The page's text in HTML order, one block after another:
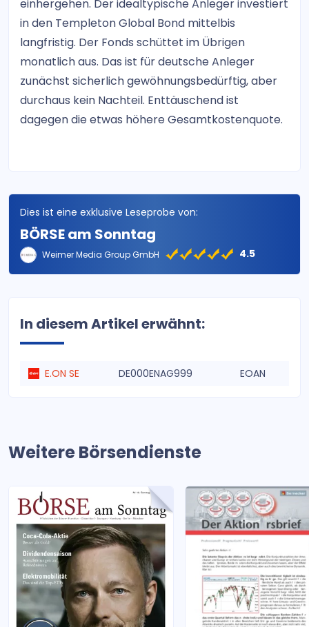
einhergehen. Der idealtypische Anleger investiert
in den Templeton Global Bond mittelbis
langfristig. Der Fonds schüttet im Übrigen
monatlich aus. Das ist für deutsche Anleger
zunächst sicherlich gewöhnungsbedürftig, aber
durchaus kein Nachteil. Enttäuschend ist
dagegen die etwas höhere Gesamtkostenquote.
Dies ist eine exklusive Leseprobe von:
BÖRSE am Sonntag
Weimer Media Group GmbH 4.5
In diesem Artikel erwähnt:
E.ON SE DE000ENAG999 EOAN
Weitere Börsendienste